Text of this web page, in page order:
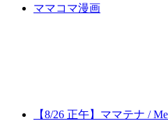
ママコマ漫画
【8/26 正午】ママテナ /